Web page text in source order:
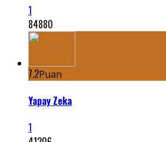
1
84880
7.2Puan
Yapay Zeka
1